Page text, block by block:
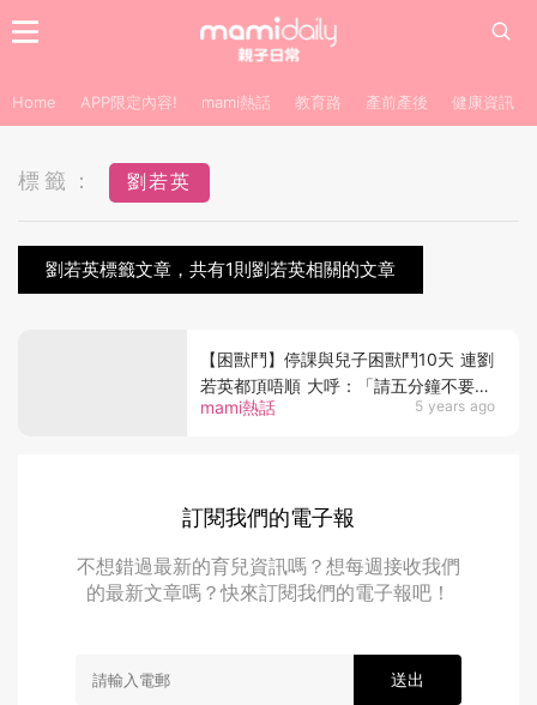
Home APP限定內容! mami熱話 教育路 產前產後 健康資訊
標籤： 劉若英
劉若英標籤文章，共有1則劉若英相關的文章
mami熱話 5 years ago
【困獸鬥】停課與兒子困獸鬥10天 連劉
若英都頂唔順 大呼：「請五分鐘不要叫
媽媽」
訂閱我們的電子報
不想錯過最新的育兒資訊嗎？想每週接收我們
的最新文章嗎？快來訂閱我們的電子報吧！
送出